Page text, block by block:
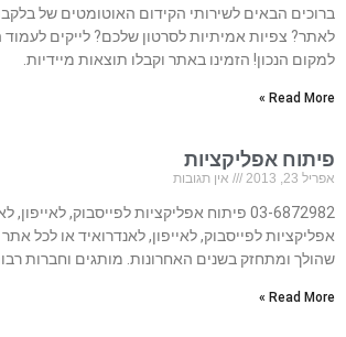
ברוכים הבאים לשירותי הקידום האוטומטים של
לאתר? צפיות אמיתיות לסרטון שלכם? לייקים
למקום הנכון! הזמינו באתר וקבלו תוצאות מיידיות.
Read More »
פיתוח אפליקציות
אפריל 23, 2013 אין תגובות
03-6872982 פיתוח אפליקציות לפייסבוק,
אפליקציות לפייסבוק, לאייפון, לאנדרואיד או לכל
שהולך ומתחזק בשנים האחרונות. מותגים וחברות
Read More »